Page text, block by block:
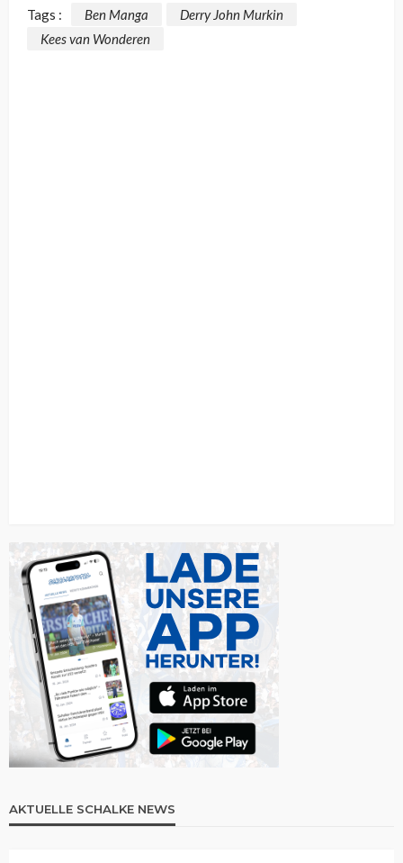
Tags : Ben Manga
Derry John Murkin
Kees van Wonderen
AKTUELLE SCHALKE NEWS